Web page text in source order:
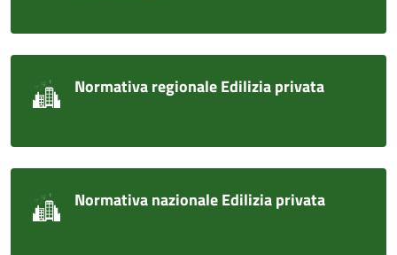
Normativa regionale Edilizia privata
Normativa nazionale Edilizia privata